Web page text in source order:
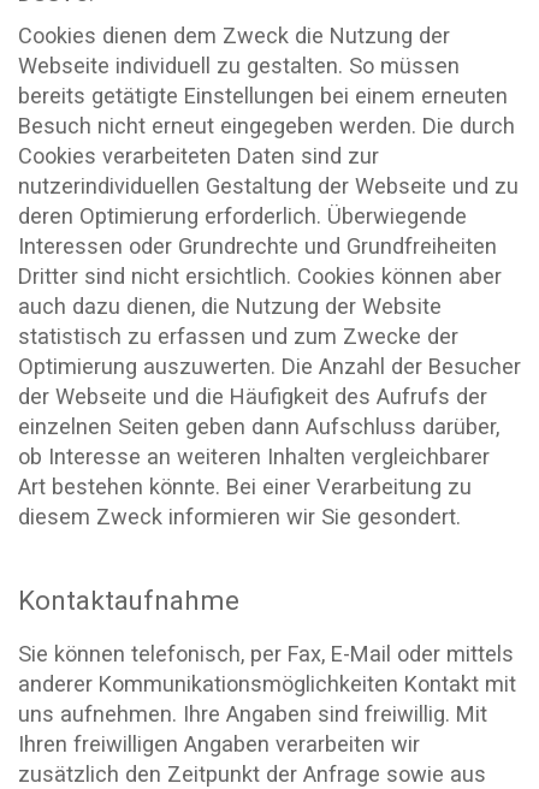
Cookies dienen dem Zweck die Nutzung der
Webseite individuell zu gestalten. So müssen
bereits getätigte Einstellungen bei einem erneuten
Besuch nicht erneut eingegeben werden. Die durch
Cookies verarbeiteten Daten sind zur
nutzerindividuellen Gestaltung der Webseite und zu
deren Optimierung erforderlich. Überwiegende
Interessen oder Grundrechte und Grundfreiheiten
Dritter sind nicht ersichtlich. Cookies können aber
auch dazu dienen, die Nutzung der Website
statistisch zu erfassen und zum Zwecke der
Optimierung auszuwerten. Die Anzahl der Besucher
der Webseite und die Häufigkeit des Aufrufs der
einzelnen Seiten geben dann Aufschluss darüber,
ob Interesse an weiteren Inhalten vergleichbarer
Art bestehen könnte. Bei einer Verarbeitung zu
diesem Zweck informieren wir Sie gesondert.
Kontaktaufnahme
Sie können telefonisch, per Fax, E-Mail oder mittels
anderer Kommunikationsmöglichkeiten Kontakt mit
uns aufnehmen. Ihre Angaben sind freiwillig. Mit
Ihren freiwilligen Angaben verarbeiten wir
zusätzlich den Zeitpunkt der Anfrage sowie aus